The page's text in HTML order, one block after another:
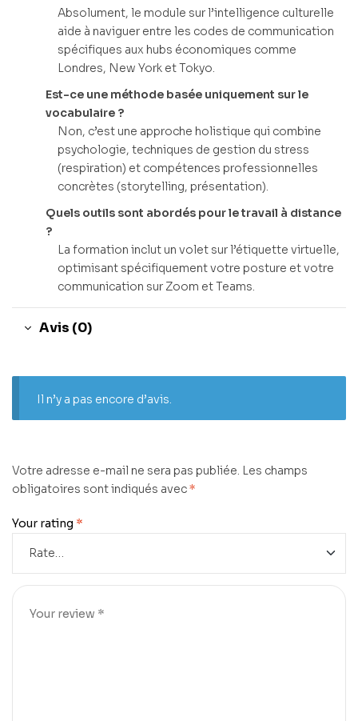
Absolument, le module sur l’intelligence culturelle
aide à naviguer entre les codes de communication
spécifiques aux hubs économiques comme
Londres, New York et Tokyo.
Est-ce une méthode basée uniquement sur le
vocabulaire ?
Non, c’est une approche holistique qui combine
psychologie, techniques de gestion du stress
(respiration) et compétences professionnelles
concrètes (storytelling, présentation).
Quels outils sont abordés pour le travail à distance
?
La formation inclut un volet sur l’étiquette virtuelle,
optimisant spécifiquement votre posture et votre
communication sur Zoom et Teams.
Avis (0)
Il n’y a pas encore d’avis.
Votre adresse e-mail ne sera pas publiée. Les champs
obligatoires sont indiqués avec*
Your rating *